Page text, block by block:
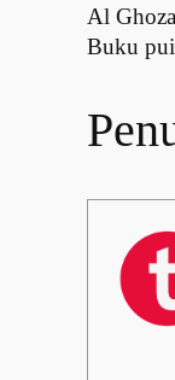
Al
Buku